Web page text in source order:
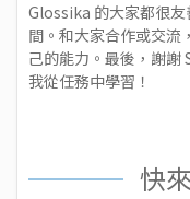
Glossika 的大家都很
間。和大家合作或交流
己的能力。最後，謝謝
我從任務中學習！
快